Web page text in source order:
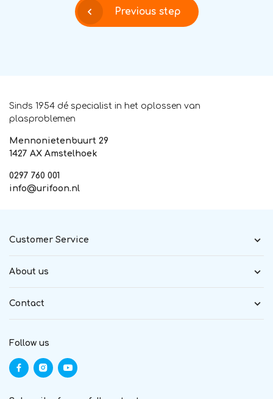
Previous step
Sinds 1954 dé specialist in het oplossen van
plasproblemen
Mennonietenbuurt 29
1427 AX Amstelhoek
0297 760 001
info@urifoon.nl
Customer Service
About us
Contact
Follow us